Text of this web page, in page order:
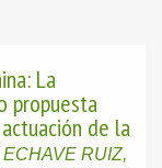
La
propuesta
de la
ECHAVE RUIZ,